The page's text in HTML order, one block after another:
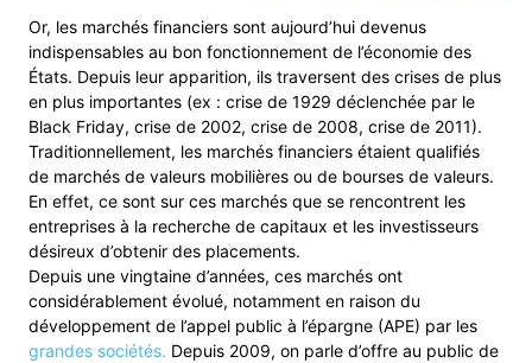
Or, les marchés financiers sont aujourd’hui devenus
indispensables au bon fonctionnement de l’économie des
États. Depuis leur apparition, ils traversent des crises de plus
en plus importantes (ex : crise de 1929 déclenchée par le
Black Friday, crise de 2002, crise de 2008, crise de 2011).
Traditionnellement, les marchés financiers étaient qualifiés
de marchés de valeurs mobilières ou de bourses de valeurs.
En effet, ce sont sur ces marchés que se rencontrent les
entreprises à la recherche de capitaux et les investisseurs
désireux d’obtenir des placements.
Depuis une vingtaine d’années, ces marchés ont
considérablement évolué, notamment en raison du
développement de l’appel public à l’épargne (APE) par les
grandes sociétés. Depuis 2009, on parle d’offre au public de